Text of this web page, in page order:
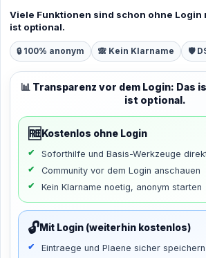
Viele Funktionen sind schon ohne Login
ist optional.
🔒 100% anonym 🙈 Kein Klarname 🛡️
📊 Transparenz vor dem Login: Das
ist optional.
🆓 Kostenlos ohne Login
Soforthilfe und Basis-Werkzeuge
Community vor dem Login anschauen
Kein Klarname noetig, anonym starten
🔓Mit Login (weiterhin kostenlos)
Eintraege und Plaene sicher speichern